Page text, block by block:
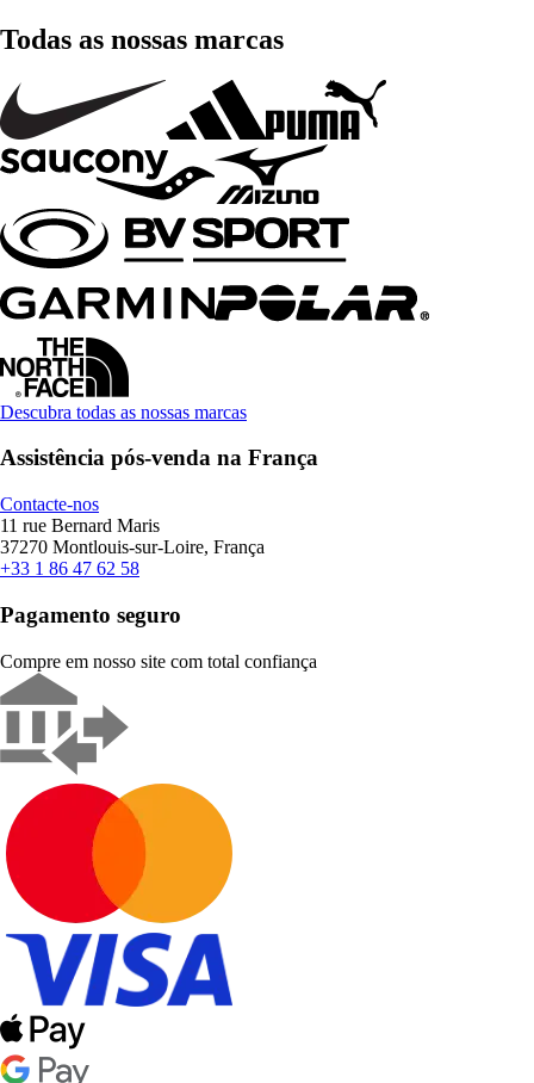
Todas as nossas marcas
Descubra todas as nossas marcas
Assistência pós-venda na França
Contacte-nos
11 rue Bernard Maris
37270 Montlouis-sur-Loire, França
+33 1 86 47 62 58
Pagamento seguro
Compre em nosso site com total confiança